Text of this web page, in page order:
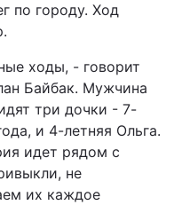
по городу. Ход
ходы, - говорит
Байбак. Мужчина
три дочки - 7-
и 4-летняя Ольга.
идет рядом с
не
их каждое